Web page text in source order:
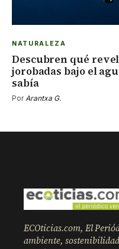
NATURALEZA
Descubren qué
jorobadas bajo el
sabía
PorArantxa G.
ECOticias.com, El
ambiente,